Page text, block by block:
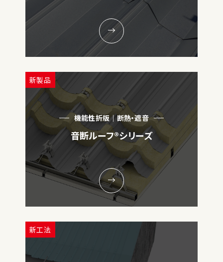
新製品
機能性折版｜断熱・遮音
音断ルーフ®シリーズ
新工法